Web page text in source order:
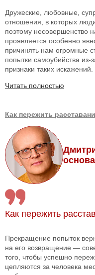
Дружеские, любовные,
отношения, в которых
поэтому несовершенство
проявляется особенно
причинять нам огромные
попытки самоубийства
признаки таких искажений.
Читать полностью
Как пережить
Как пережить
Прекращение попыток
на его возвращение —
того, чтобы успешно
цепляются за человека